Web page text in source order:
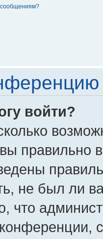
сообщениям?
войти?
правильно
не был ли
что